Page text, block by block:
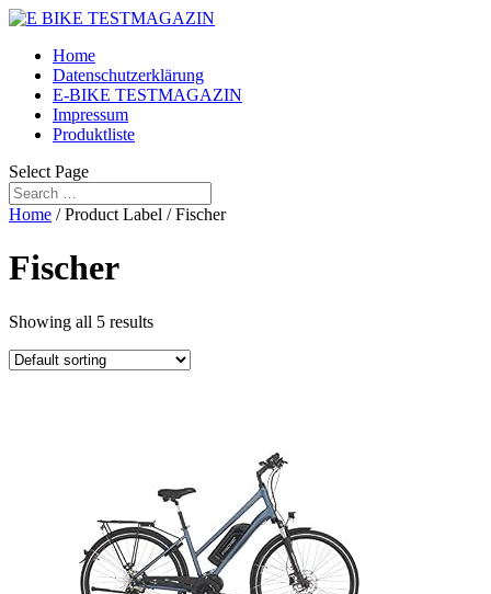
Home
Datenschutzerklärung
E-BIKE TESTMAGAZIN
Impressum
Produktliste
Select Page
Home / Product Label / Fischer
Fischer
Showing all 5 results